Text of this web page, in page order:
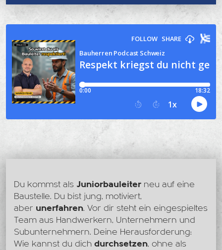
Du kommst als Juniorbauleiter neu auf eine
Baustelle. Du bist jung, motiviert,
aber unerfahren. Vor dir steht ein eingespieltes
Team aus Handwerkern, Unternehmern und
Subunternehmern. Deine Herausforderung:
Wie kannst du dich durchsetzen, ohne als